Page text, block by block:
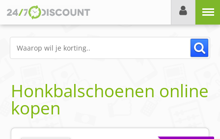
Honkbalschoenen online
kopen